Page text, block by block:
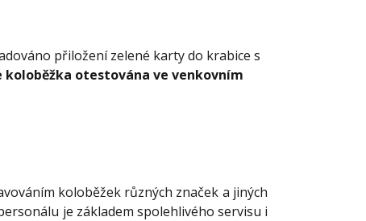
přiložení zelené karty do krabice s
otestována ve venkovním
koloběžek různých značek a jiných
je základem spolehlivého servisu i